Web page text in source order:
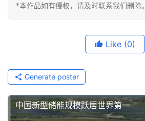
*本作品如有侵权，请及时联系我们删除。
Like (0)
Generate poster
中国新型储能规模跃居世界第一